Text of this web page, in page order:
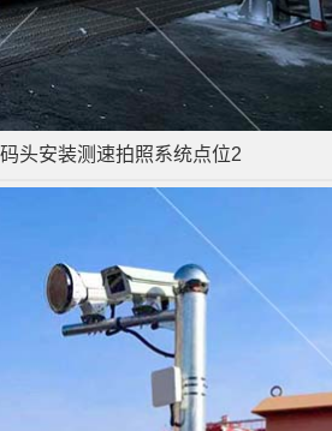
头安装测速拍照系统点位2